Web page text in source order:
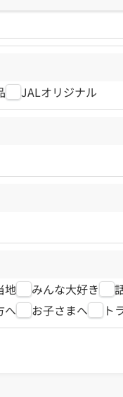
JALオリジナル
地 みんな大好き
へ お子さまへ ト